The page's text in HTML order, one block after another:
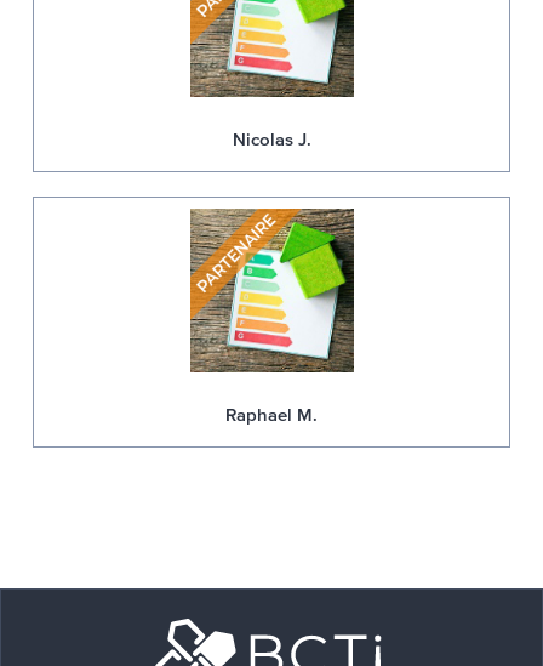
Nicolas J.
Raphael M.